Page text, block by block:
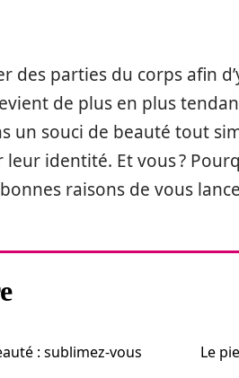
des parties du corps afin
de plus en plus
un souci de beauté tout
leur identité. Et vous ?
raisons de vous
: sublimez-vous
Le